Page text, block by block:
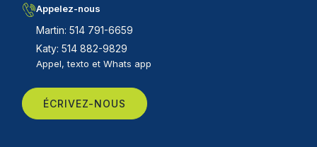
Appelez-nous
Martin: 514 791-6659
Katy: 514 882-9829
Appel, texto et Whats app
ÉCRIVEZ-NOUS